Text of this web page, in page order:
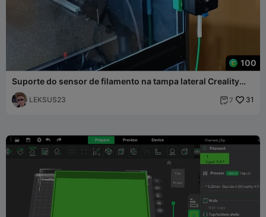
100
Suporte do sensor de filamento na tampa lateral Creality
K1SE/
LEKSUS23  7 31